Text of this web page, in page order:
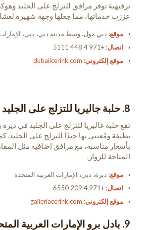
ترفيهية توفر مرافق للتزلج على الجليد
عززت خدماتها، مما جعلها وجهة شهيرة
موقع:دبي مول، وسط مدينة دبي، دبي، الإمارات
اتصال:+971 4 448 5111
موقع إلكتروني: dubaiicerink.com
8. حلبة جاليريا للتزلج على الجليد
تقع حلبة غاليريا للتزلج على الجليد في
نظيفة ومُعتنى بها جيدًا للتزلج على الجليد.
بأسعار مناسبة، مع مرافق إضافية مثل
المتاحة للزوار.
موقع:ديرة، دبي، الإمارات العربية المتحدة
اتصال:+971 4 209 6550
موقع إلكتروني: galleriacerink.com
9. بادل برو الإمارات العربية المتحدة